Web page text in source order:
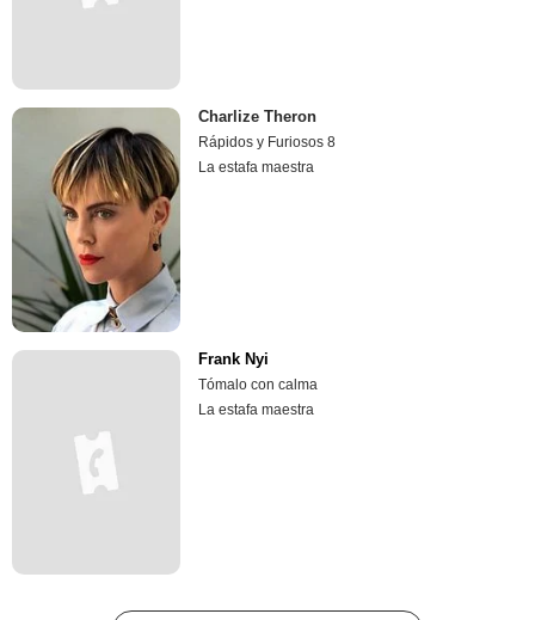
Charlize Theron
Rápidos y Furiosos 8
La estafa maestra
Frank Nyi
Tómalo con calma
La estafa maestra